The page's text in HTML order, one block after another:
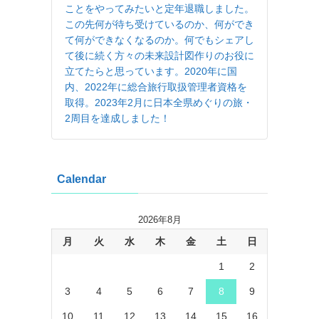
ことをやってみたいと定年退職しました。
この先何が待ち受けているのか、何ができ
て何ができなくなるのか。何でもシェアし
て後に続く方々の未来設計図作りのお役に
立てたらと思っています。2020年に国
内、2022年に総合旅行取扱管理者資格を
取得。2023年2月に日本全県めぐりの旅・
2周目を達成しました！
Calendar
2026年8月
月 火 水 木 金 土 日
1 2
3 4 5 6 7 8 9
10 11 12 13 14 15 16